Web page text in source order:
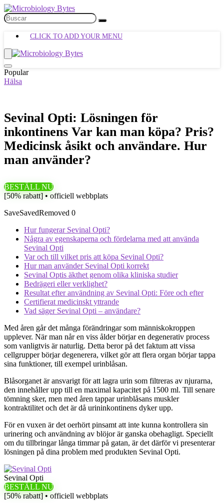
CLICK TO ADD YOUR MENU
Popular
Hälsa
Sevinal Opti: Lösningen för
inkontinens Var kan man köpa? Pris?
Medicinsk åsikt och användare. Hur
man använder?
BESTÄLL NU
[50% rabatt] • officiell webbplats
SaveSavedRemoved 0
Hur fungerar Sevinal Opti?
Några av egenskaperna och fördelarna med att använda
Sevinal Opti
Var och till vilket pris att köpa Sevinal Opti?
Hur man använder Sevinal Opti korrekt
Sevinal Optis äkthet genom olika kliniska studier
Bedrägeri eller verklighet?
Resultat efter användning av Sevinal Opti: Före och efter
Certifierat medicinskt yttrande
Vad säger Sevinal Opti – användare?
Med åren går det många förändringar som människokroppen
upplever. När man når en viss ålder börjar en degenerativ process
som vanligtvis är naturlig. Detta beror på det faktum att vissa
cellgrupper börjar degenerera, vilket gör att flera organ börjar tappa
sina funktioner, till exempel urinblåsan.
Blåsorganet är ansvarigt för att lagra urin som filtreras av njurarna,
den innehåller upp till en maximal kapacitet på 1500 ml. Till senare
tömning sker, men med åren tappar urinblåsans muskler
kontraktilitet och det är då urininkontinens dyker upp.
För en vuxen är det oerhört pinsamt att inte kunna kontrollera sin
urinering och användning av blöjor är ganska obehagligt. Speciellt
om du tillbringar långa timmar på gatan, är det därför vi presenterar
lösningen på dina problem med produkten Sevinal Opti.
Sevinal Opti
BESTÄLL NU
[50% rabatt] • officiell webbplats